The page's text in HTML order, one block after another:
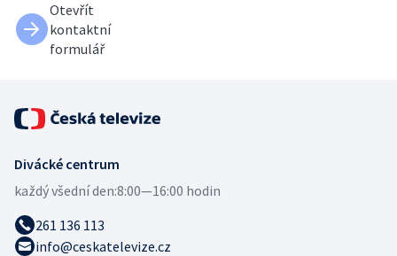
Otevřít
kontaktní
formulář
Divácké centrum
každý všední den:8:00—16:00 hodin
261 136 113
info@ceskatelevize.cz